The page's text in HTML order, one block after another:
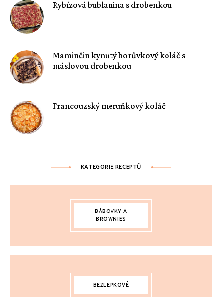
Rybízová bublanina s drobenkou
Maminčin kynutý borůvkový koláč s
máslovou drobenkou
Francouzský meruňkový koláč
KATEGORIE RECEPTŮ
BÁBOVKY A
BROWNIES
BEZLEPKOVÉ